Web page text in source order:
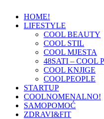
HOME!
LIFESTYLE
COOL BEAUTY
COOL STIL
COOL MJESTA
48SATI – COOL
COOL KNJIGE
COOLPEOPLE
STARTUP
COOLNOMENALNO!
SAMOPOMOĆ
ZDRAVI&FIT